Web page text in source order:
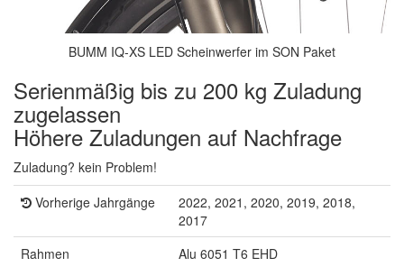
BUMM IQ-XS LED Scheinwerfer im SON Paket
Serienmäßig bis zu 200 kg Zuladung
zugelassen
Höhere Zuladungen auf Nachfrage
Zuladung? kein Problem!
Vorherige Jahrgänge
2022, 2021, 2020, 2019, 2018,
2017
Rahmen
Alu 6051 T6 EHD